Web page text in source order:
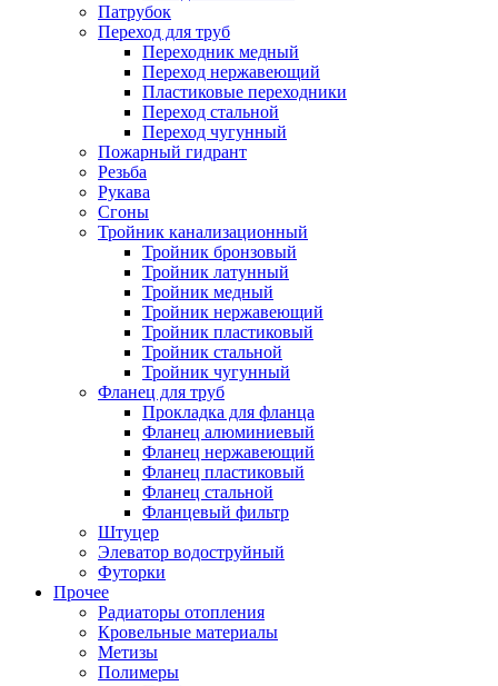
Патрубок
Переход для труб
Переходник медный
Переход нержавеющий
Пластиковые переходники
Переход стальной
Переход чугунный
Пожарный гидрант
Резьба
Рукава
Сгоны
Тройник канализационный
Тройник бронзовый
Тройник латунный
Тройник медный
Тройник нержавеющий
Тройник пластиковый
Тройник стальной
Тройник чугунный
Фланец для труб
Прокладка для фланца
Фланец алюминиевый
Фланец нержавеющий
Фланец пластиковый
Фланец стальной
Фланцевый фильтр
Штуцер
Элеватор водоструйный
Футорки
Прочее
Радиаторы отопления
Кровельные материалы
Метизы
Полимеры